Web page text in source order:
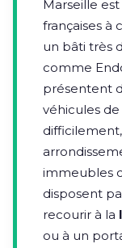
Marseille
françaises à
un bâti très
comme
présentent
véhicules
immeubles
disposent
recourir à la
ou à un